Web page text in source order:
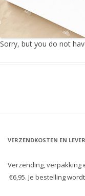
Sorry, but you do not
VERZENDKOSTEN EN
Verzending, verpakking
€6,95. Je bestelling